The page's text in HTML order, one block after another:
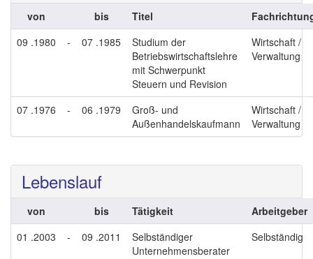
von bis Titel
09 .1980
- 07 .1985
Studium der
Betriebswirtschaftslehre
mit Schwerpunkt
Steuern und Revision
Wirtschaft /
Verwaltung
07 .1976 - 06 .1979
Groß- und
Außenhandelskaufmann
Wirtschaft /
Verwaltung
Lebenslauf
von bis Tätigkeit
Arbeitgeber
01 .2003
- 09 .2011
Selbständiger
Unternehmensberater
Selbständig